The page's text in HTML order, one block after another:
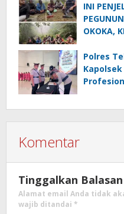
INI
OKOKA,
Polres
Komentar
Tinggalkan Balasan
Alamat email Anda tidak
wajib ditandai *